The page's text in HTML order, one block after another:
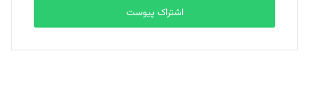
اشتراک پیوست